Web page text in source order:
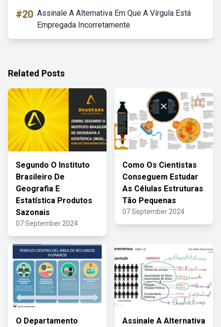
#20 Assinale A Alternativa Em Que A Vírgula Está
Empregada Incorretamente
Related Posts
Segundo O Instituto
Brasileiro De
Geografia E
Estatística Produtos
Sazonais
07 September 2024
Como Os Cientistas
Conseguem Estudar
As Células Estruturas
Tão Pequenas
07 September 2024
O Departamento Assinale A Alternativa